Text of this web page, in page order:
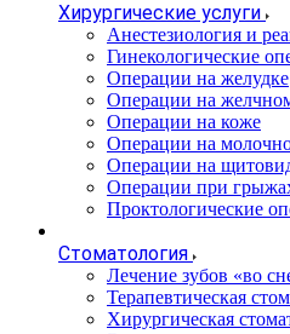
Хирургические услуги
Анестезиология и
Гинекологические
Операции на желудке
Операции на
Операции на коже
Операции на
Операции на
Операции при
Проктологические
Стоматология
Лечение зубов «во
Терапевтическая
Хирургическая